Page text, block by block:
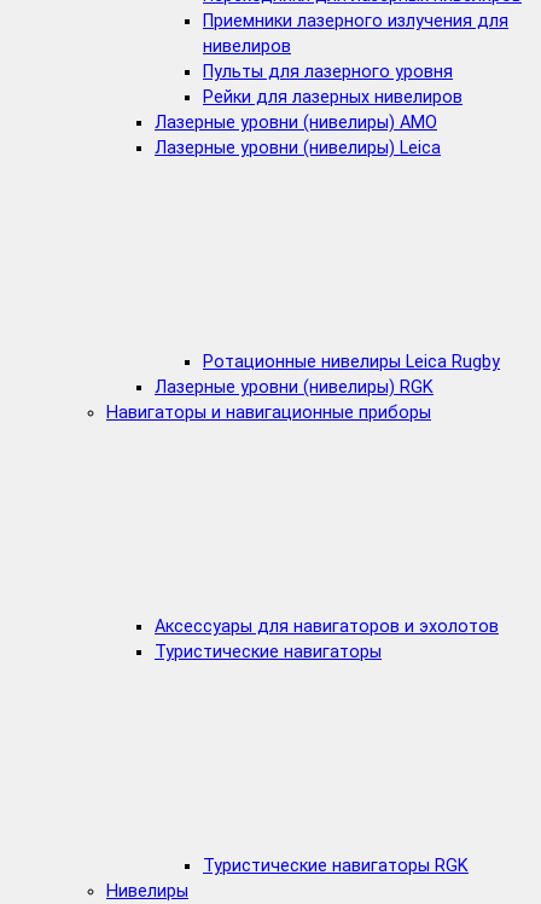
Приемники лазерного излучения для
нивелиров
Пульты для лазерного уровня
Рейки для лазерных нивелиров
Лазерные уровни (нивелиры) AMO
Лазерные уровни (нивелиры) Leica
Ротационные нивелиры Leica Rugby
Лазерные уровни (нивелиры) RGK
Навигаторы и навигационные приборы
Аксессуары для навигаторов и эхолотов
Туристические навигаторы
Туристические навигаторы RGK
Нивелиры